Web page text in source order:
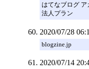
はてなブログ ア
法人プラン
2020/07/28
blogzine.jp
2020/07/14